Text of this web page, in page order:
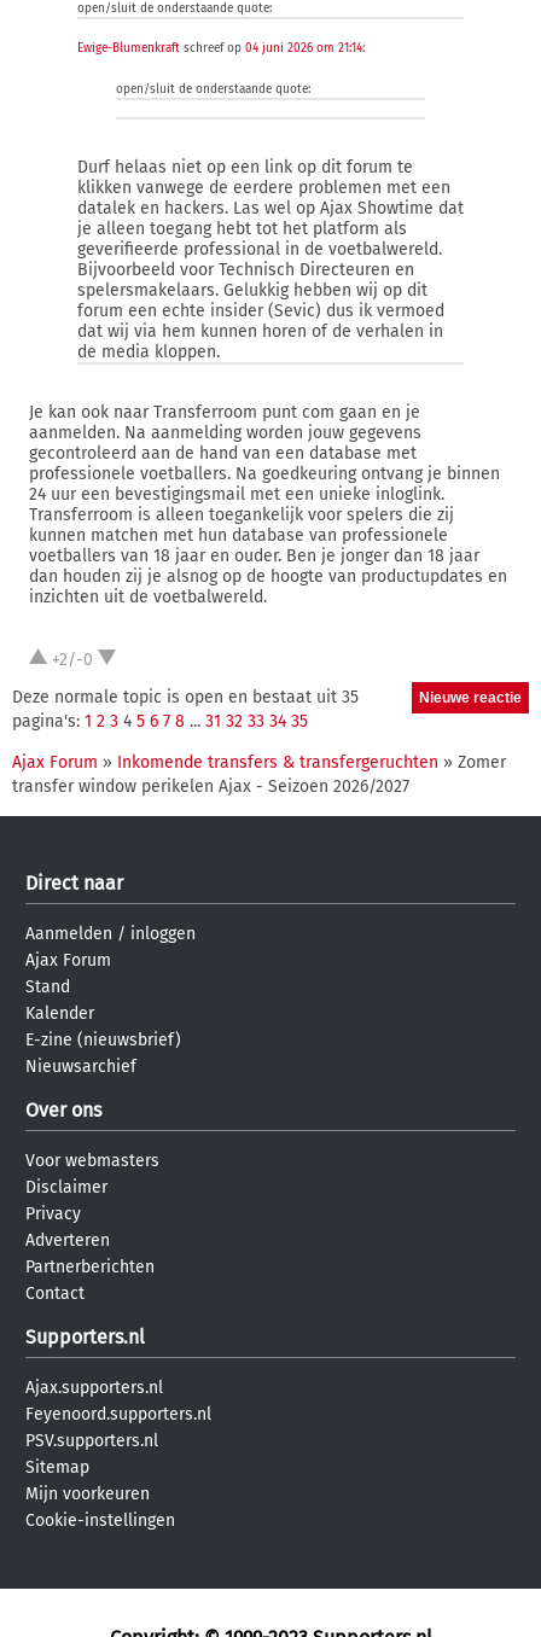
open/sluit de onderstaande quote:
Ewige-Blumenkraft schreef op 04 juni 2026 om 21:14:
open/sluit de onderstaande quote:
Durf helaas niet op een link op dit forum te
klikken vanwege de eerdere problemen met een
datalek en hackers. Las wel op Ajax Showtime dat
je alleen toegang hebt tot het platform als
geverifieerde professional in de voetbalwereld.
Bijvoorbeeld voor Technisch Directeuren en
spelersmakelaars. Gelukkig hebben wij op dit
forum een echte insider (Sevic) dus ik vermoed
dat wij via hem kunnen horen of de verhalen in
de media kloppen.
Je kan ook naar Transferroom punt com gaan en je
aanmelden. Na aanmelding worden jouw gegevens
gecontroleerd aan de hand van een database met
professionele voetballers. Na goedkeuring ontvang je binnen
24 uur een bevestigingsmail met een unieke inloglink.
Transferroom is alleen toegankelijk voor spelers die zij
kunnen matchen met hun database van professionele
voetballers van 18 jaar en ouder. Ben je jonger dan 18 jaar
dan houden zij je alsnog op de hoogte van productupdates en
inzichten uit de voetbalwereld.
+2/-0
Deze normale topic is open en bestaat uit 35
pagina's: 1 2 3 4 5 6 7 8 ... 31 32 33 34 35
Ajax Forum » Inkomende transfers & transfergeruchten » Zomer
transfer window perikelen Ajax - Seizoen 2026/2027
Direct naar
Aanmelden / inloggen
Ajax Forum
Stand
Kalender
E-zine (nieuwsbrief)
Nieuwsarchief
Over ons
Voor webmasters
Disclaimer
Privacy
Adverteren
Partnerberichten
Contact
Supporters.nl
Ajax.supporters.nl
Feyenoord.supporters.nl
PSV.supporters.nl
Sitemap
Mijn voorkeuren
Cookie-instellingen